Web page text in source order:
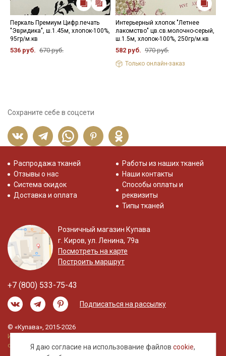
Перкаль Премиум Цифр.печать
"Эвридика", ш.1.45м, хлопок-100%,
95гр/м.кв
536 руб. 670 руб.
Интерьерный хлопок "Летнее
лакомство" цв.св.молочно-серый,
ш.1.5м, хлопок-100%, 250гр/м.кв
582 руб. 970 руб.
Только онлайн-заказ
Сохраните себе в соцсети
Я даю согласие на использование файловcookie,
Распродажа тканей
Отзывы о нас
Система скидок
Доставка и оплата
Работы из наших тканей
Наши контакты
Способы оплаты и
реквизиты
Типы тканей
Розничный магазин Купава
г. Киров, ул. Ленина, 79а
Посмотреть на карте
Построить маршрут
+7 (800) 533-75-43
Подписаться на рассылку
© «Купава», 2015-2026
Информация на сайте не является публичной
офертой.